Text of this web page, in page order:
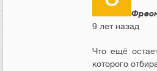
9 лет назад
Что ещё
которого